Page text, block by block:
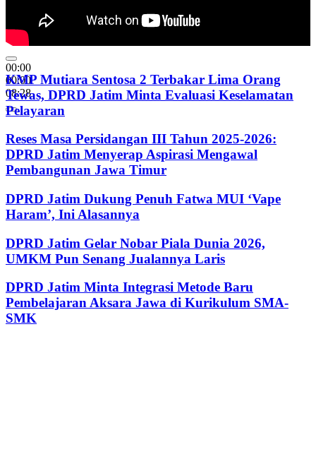
00:00
00:00
08:28
KMP Mutiara Sentosa 2 Terbakar Lima Orang
Tewas, DPRD Jatim Minta Evaluasi Keselamatan
Pelayaran
Reses Masa Persidangan III Tahun 2025-2026:
DPRD Jatim Menyerap Aspirasi Mengawal
Pembangunan Jawa Timur
DPRD Jatim Dukung Penuh Fatwa MUI ‘Vape
Haram’, Ini Alasannya
DPRD Jatim Gelar Nobar Piala Dunia 2026,
UMKM Pun Senang Jualannya Laris
DPRD Jatim Minta Integrasi Metode Baru
Pembelajaran Aksara Jawa di Kurikulum SMA-
SMK